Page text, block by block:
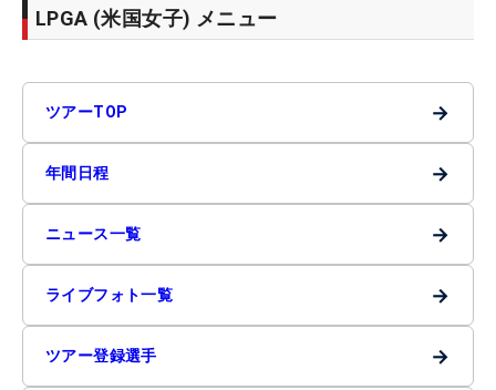
LPGA (米国女子) メニュー
ツアーTOP →
年間日程 →
ニュース一覧 →
ライブフォト一覧 →
ツアー登録選手 →